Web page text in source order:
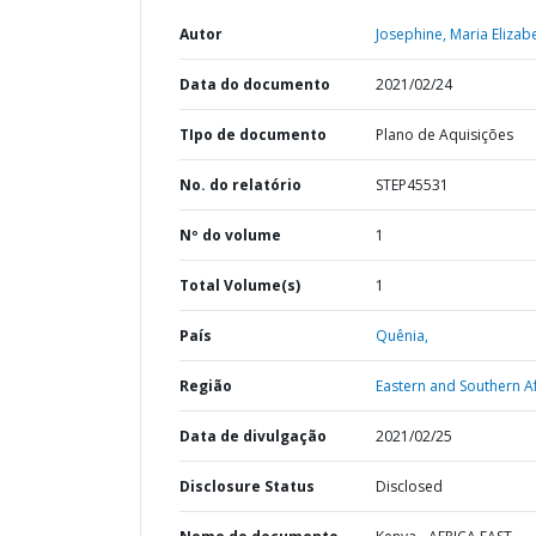
Autor Josephine, Maria
Data do documento 2021/02/24
TIpo de documento Plano de Aquisições
No. do relatório STEP45531
Nº do volume 1
Total Volume(s) 1
País Quênia,
Região Eastern and Southern
Data de divulgação 2021/02/25
Disclosure Status Disclosed